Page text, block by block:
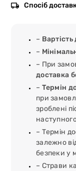
Спосіб
–
–
– При
доставка
– Термін
при
зроблені
– Термін
залежно
безпеки у
– Страви